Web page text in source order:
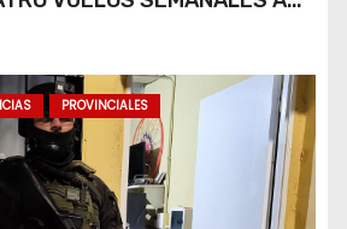
PROVINCIALES